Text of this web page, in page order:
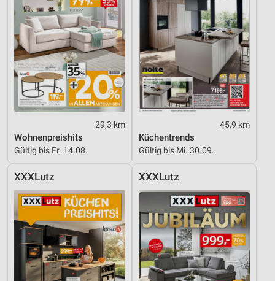
29,3 km
Wohnenpreishits
Gültig bis Fr. 14.08.
45,9 km
Küchentrends
Gültig bis Mi. 30.09.
XXXLutz XXXLutz